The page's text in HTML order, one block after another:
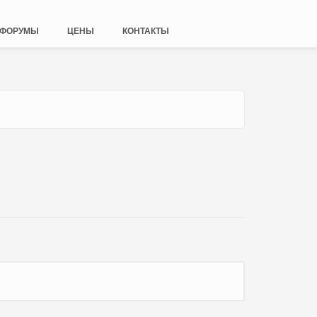
ФОРУМЫ ЦЕНЫ КОНТАКТЫ